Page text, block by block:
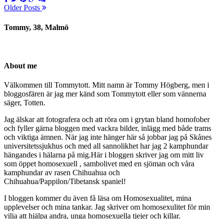
Older Posts
Tommy, 38, Malmö
About me
Välkommen till Tommytott. Mitt namn är Tommy Högberg, men i
bloggosfären är jag mer känd som Tommytott eller som vännerna
säger, Totten.
Jag älskar att fotografera och att röra om i grytan bland homofober
och fyller gärna bloggen med vackra bilder, inlägg med både trams
och viktiga ämnen. När jag inte hänger här så jobbar jag på Skånes
universitetssjukhus och med all sannolikhet har jag 2 kamphundar
hängandes i hälarna på mig.Här i bloggen skriver jag om mitt liv
som öppet homosexuell , sambolivet med en sjöman och våra
kamphundar av rasen Chihuahua och
Chihuahua/Pappilon/Tibetansk spaniel!
I bloggen kommer du även få läsa om Homosexualitet, mina
upplevelser och mina tankar. Jag skriver om homosexulitet för min
vilja att hjälpa andra, unga homosexuella tjejer och killar.